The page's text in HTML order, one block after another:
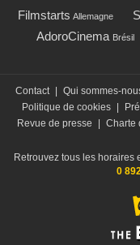
Filmstarts Allemagne
AdoroCinema Brésil
Contact Qui sommes-
Politique de cookies
Revue de presse
Charte
Retrouvez tous les horaires
0